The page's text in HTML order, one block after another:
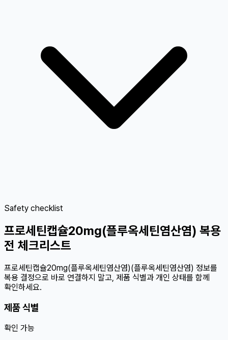
Safety checklist
프로세틴캡슐20mg(플루옥세틴염산염) 복용
전 체크리스트
프로세틴캡슐20mg(플루옥세틴염산염)(플루옥세틴염산염) 정보를
복용 결정으로 바로 연결하지 말고, 제품 식별과 개인 상태를 함께
확인하세요.
제품 식별
확인 가능